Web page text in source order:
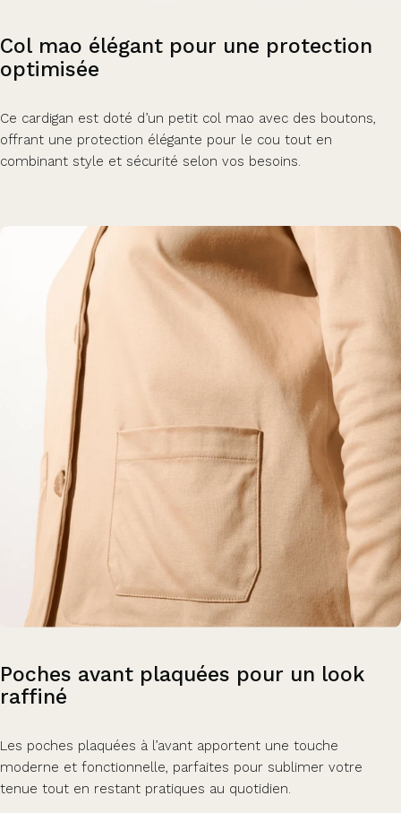
Col mao élégant pour une protection
optimisée
Ce cardigan est doté d’un petit col mao avec des boutons,
offrant une protection élégante pour le cou tout en
combinant style et sécurité selon vos besoins.
Poches avant plaquées pour un look
raffiné
Les poches plaquées à l’avant apportent une touche
moderne et fonctionnelle, parfaites pour sublimer votre
tenue tout en restant pratiques au quotidien.